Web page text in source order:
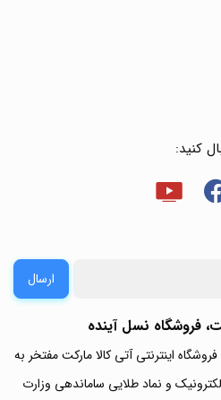
کنید:
ارسال
فروشگاه نسل آینده
اینترنتی آتی کالا مارکت مفتخر به
و نماد طلایی ساماندهی وزارت